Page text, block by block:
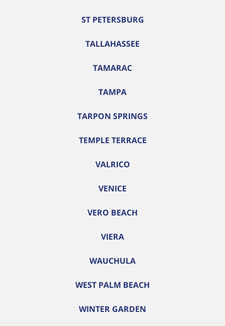
ST PETERSBURG
TALLAHASSEE
TAMARAC
TAMPA
TARPON SPRINGS
TEMPLE TERRACE
VALRICO
VENICE
VERO BEACH
VIERA
WAUCHULA
WEST PALM BEACH
WINTER GARDEN